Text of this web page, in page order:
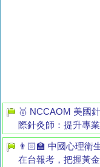
🥇 NCCAOM 美國
際針灸師：提升專
👨🏻‍🏫 中國心理衛
在台報考，把握黃